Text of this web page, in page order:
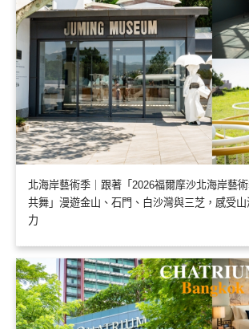
北海岸藝術季｜跟著「2026福爾摩沙北海岸藝
共舞」漫遊金山、石門、白沙灣與三芝，感受
力